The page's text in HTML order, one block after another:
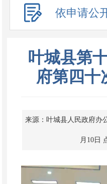
依申请公
叶城县第
府第四十
来源：叶城县人民政府办
月10日